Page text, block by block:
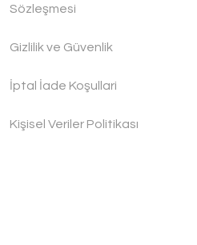
Sözleşmesi
Gizlilik ve Güvenlik
İptal İade Koşullari
Kişisel Veriler Politikası